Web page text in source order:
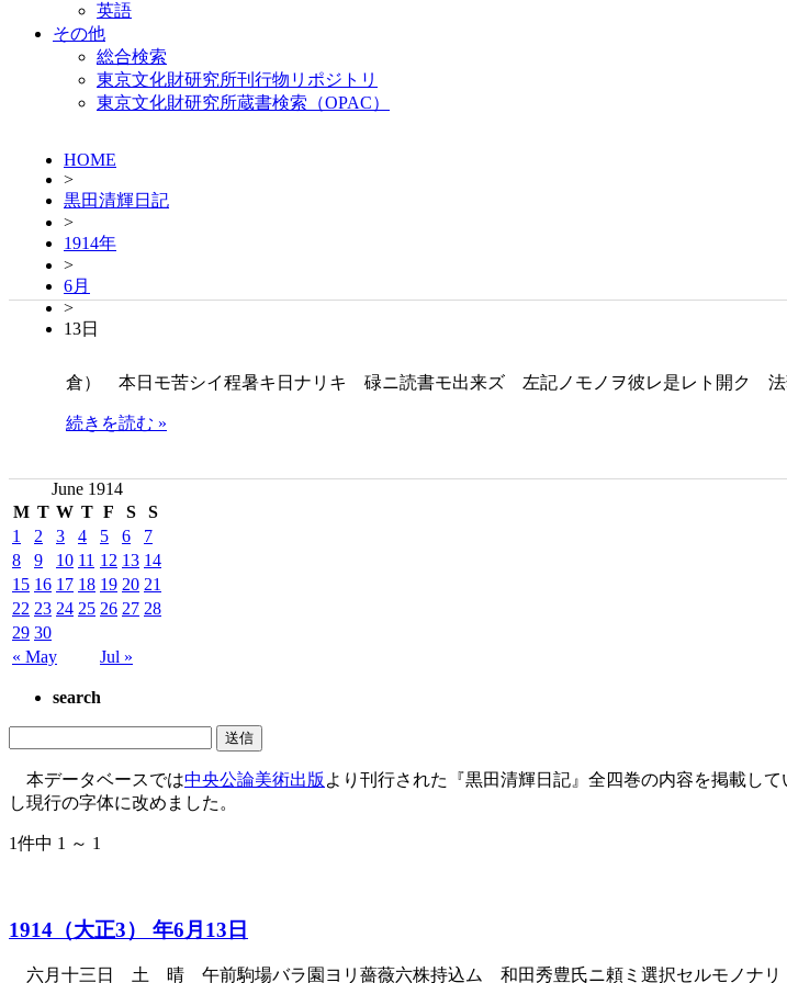
英語
その他
総合検索
東京文化財研究所刊行物リポジトリ
東京文化財研究所蔵書検索（OPAC）
HOME
>
黒田清輝日記
>
1914年
>
6月
>
13日
倉） 本日モ苦シイ程暑キ日ナリキ 碌ニ読書モ出来ズ 左記ノモノヲ彼レ是レト開ク 法
続きを読む »
June 1914
M T W T F S S
« May Jul »
1 2 3 4 5 6
7
8
9 10 11 12 13 14
15 16 17 18 19 20 21
22 23 24 25 26 27 28
29 30
search
本データベースでは中央公論美術出版 より刊行された『黒田清輝日記』全四巻の内容を掲載し
し現行の字体に改めました。
1件中 1 ～ 1
1914（大正3） 年6月13日
六月十三日 土 晴 午前駒場バラ園ヨリ薔薇六株持込ム 和田秀豊氏ニ頼ミ選択セルモノナリ